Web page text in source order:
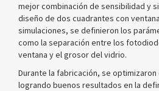
mejor combinación de sensibilidad y
diseño de dos cuadrantes con
simulaciones, se definieron los
como la separación entre los
ventana y el grosor del vidrio.
Durante la fabricación, se
logrando buenos resultados en la